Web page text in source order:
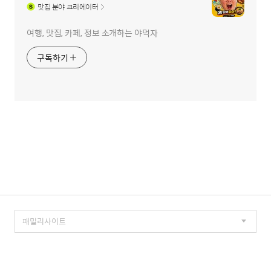
맛집분야 크리에이터
여행, 맛집, 카페, 정보 소개하는 야먹자
구독하기